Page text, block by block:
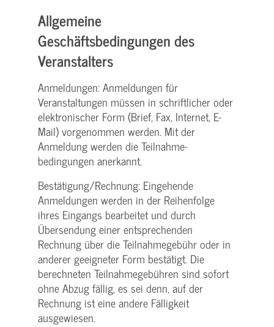
Allgemeine
Geschäftsbedingungen des
Veranstalters
Anmeldungen: Anmeldungen für
Veranstaltungen müssen in schriftlicher oder
elektronischer Form (Brief, Fax, Internet, E-
Mail) vorgenommen werden. Mit der
Anmeldung werden die Teilnahme­
bedingungen anerkannt.
Bestätigung­/Rechnung: Eingehende
Anmeldungen werden in der Reihenfolge
ihres Eingangs bearbeitet und durch
Übersendung einer entsprechenden
Rechnung über die Teilnahmegebühr oder in
anderer geeigneter Form bestätigt. Die
berechneten Teilnahmegebühren sind sofort
ohne Abzug fällig, es sei denn, auf der
Rechnung ist eine andere Fälligkeit
ausgewiesen.